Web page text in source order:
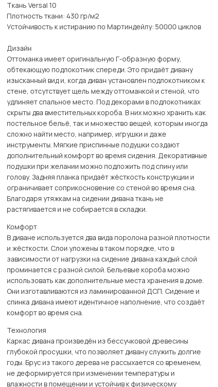
Ткань Versal 10
Плотность ткани: 430 гр/м2
Устойчивость к истиранию по Мартиндейлу: 50000 циклов
Дизайн
Оттоманка имеет оригинальную Г-образную форму,
обтекающую подлокотник спереди. Это придаёт дивану
изысканный вид и, когда диван установлен подлокотником к
стене, отсутствует щель между оттоманкой и стеной, что
удлиняет спальное место. Под декорами в подлокотниках
скрыты два вместительных короба. В них можно хранить как
постельное бельё, так и множество вещей, которым иногда
сложно найти место, например, игрушки и даже
инструменты. Мягкие приспинные подушки создают
дополнительный комфорт во время сидения. Декоративные
подушки при желании можно подложить под спину или
голову. Задняя планка придаёт жёсткость конструкции и
ограничивает соприкосновение со стеной во время сна.
Благодаря утяжкам на сидении дивана ткань не
растягивается и не собирается в складки.
Комфорт
В диване используется два вида поролона разной плотности
и жёсткости. Слои уложены в таком порядке, что в
зависимости от нагрузки на сидение дивана каждый слой
проминается с разной силой. Бельевые короба можно
использовать как дополнительные места хранения в доме.
Они изготавливаются из ламинированной ДСП. Сидение и
спинка дивана имеют идентичное наполнение, что создаёт
комфорт во время сна.
Технология
Каркас дивана произведён из бессучковой древесины
глубокой просушки, что позволяет дивану служить долгие
годы. Брус из такого дерева не рассыхается со временем,
не деформируется при изменении температуры и
влажности в помещении и устойчив к физическому